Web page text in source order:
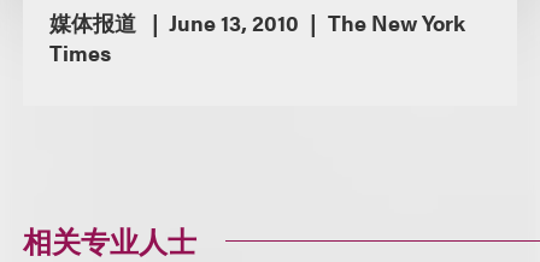
媒体报道 June 13, 2010
The New York
Times
相关专业人士